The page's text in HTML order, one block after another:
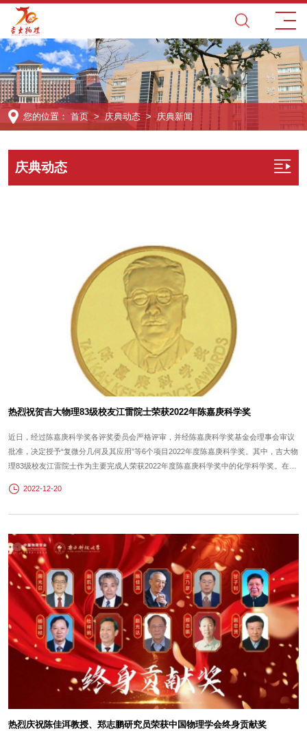
您的位置： 首页 > 庆典动态 >庆典新闻
庆典动态
热烈祝贺吉大物理83级校友江雷院士荣获2022年陈嘉庚科学奖
近日，经过陈嘉庚科学奖各评奖委员会严格评审，并经陈嘉庚科学奖基金会理事会审议
批准，决定授予“复微分几何及其应用”等6个项目2022年度陈嘉庚科学奖。其中，吉大物
理83级校友江雷院士作为主要完成人荣获2022年度陈嘉庚科学奖中的化学科学奖。在
雷 江雷，1965年生人，中国科学院院士、发展中国家科学院院士、美国国家工程院外籍
2022-12-20
热烈庆祝陈佳洱教授、郑志鹏研究员荣获中国物理学会终身贡献奖